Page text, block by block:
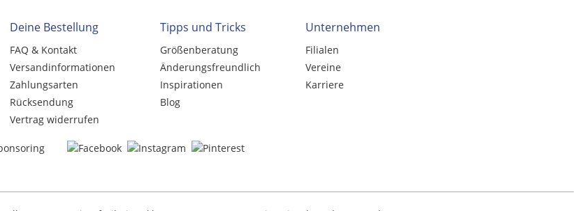
Deine Bestellung
FAQ & Kontakt
Versandinformationen
Zahlungsarten
Rücksendung
Vertrag widerrufen
Tipps und Tricks
Größenberatung
Änderungsfreundlich
Inspirationen
Blog
Unternehmen
Filialen
Vereine
Karriere